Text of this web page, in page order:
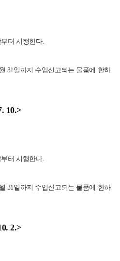
터 시행한다.
31일까지 수입신고되는 물품에 한하
10.>
터 시행한다.
31일까지 수입신고되는 물품에 한하
2.>